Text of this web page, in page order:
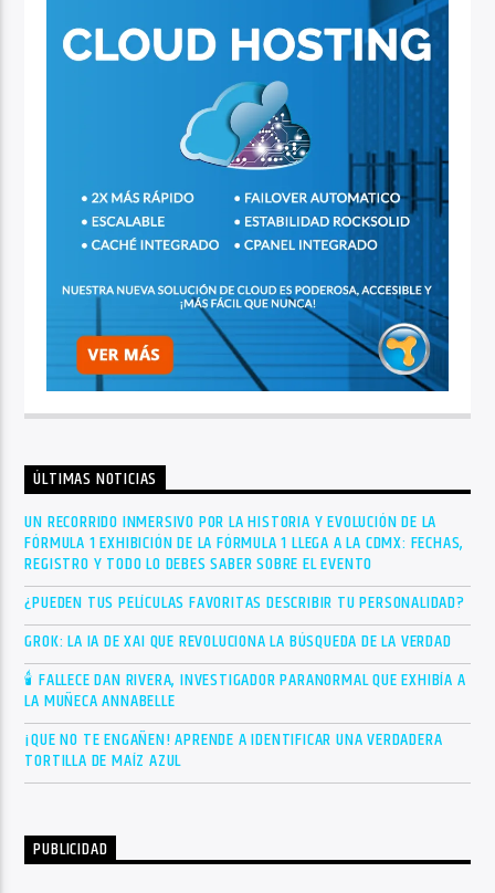
ÚLTIMAS NOTICIAS
UN RECORRIDO INMERSIVO POR LA HISTORIA Y EVOLUCIÓN DE LA
FÓRMULA 1 EXHIBICIÓN DE LA FÓRMULA 1 LLEGA A LA CDMX: FECHAS,
REGISTRO Y TODO LO DEBES SABER SOBRE EL EVENTO
¿PUEDEN TUS PELÍCULAS FAVORITAS DESCRIBIR TU PERSONALIDAD?
GROK: LA IA DE XAI QUE REVOLUCIONA LA BÚSQUEDA DE LA VERDAD
🕯 FALLECE DAN RIVERA, INVESTIGADOR PARANORMAL QUE EXHIBÍA A
LA MUÑECA ANNABELLE
¡QUE NO TE ENGAÑEN! APRENDE A IDENTIFICAR UNA VERDADERA
TORTILLA DE MAÍZ AZUL
PUBLICIDAD